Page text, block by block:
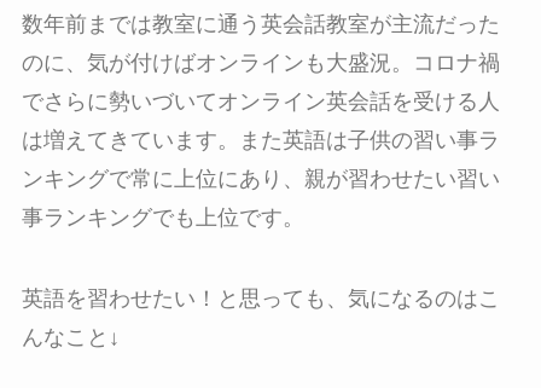
数年前までは教室に通う英会話教室が主流だった
のに、気が付けばオンラインも大盛況。コロナ禍
でさらに勢いづいてオンライン英会話を受ける人
は増えてきています。また英語は子供の習い事ラ
ンキングで常に上位にあり、親が習わせたい習い
事ランキングでも上位です。
英語を習わせたい！と思っても、気になるのはこ
んなこと↓